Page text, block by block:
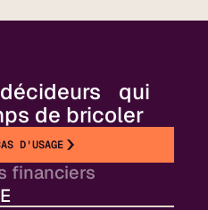
décideurs qui
de bricoler
D'USAGE
financiers
de trésorerie